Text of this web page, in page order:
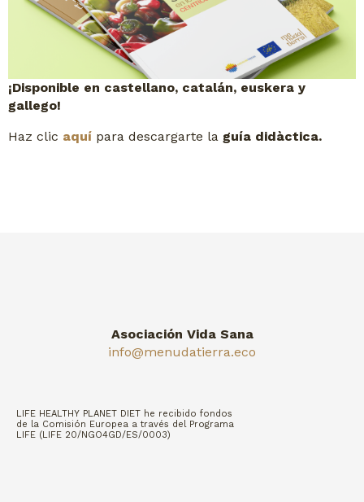
¡Disponible en castellano, catalán, euskera y
gallego!
Haz clic aquí para descargarte la guía didàctica.
Asociación Vida Sana
info@menudatierra.eco
LIFE HEALTHY PLANET DIET he recibido fondos
de la Comisión Europea a través del Programa
LIFE (LIFE 20/NGO4GD/ES/0003)